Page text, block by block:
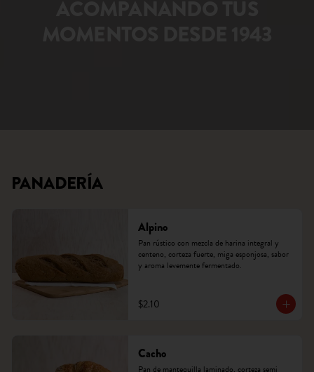
PANADERÍA
Alpino
Pan rústico con mezcla de harina integral y
centeno, corteza fuerte, miga esponjosa, sabor
y aroma levemente fermentado.
$2.10
Cacho
Pan de mantequilla laminado, corteza semi